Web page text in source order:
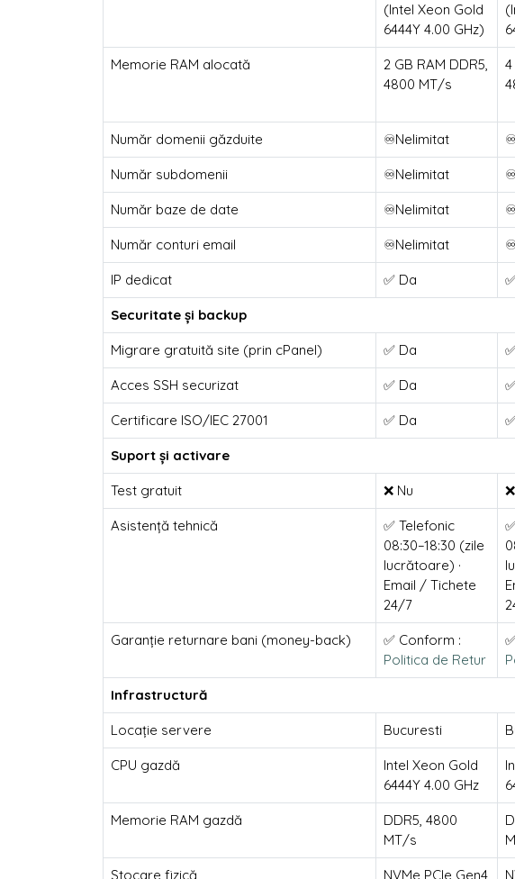
(Intel Xeon Gold
6444Y 4.00 GHz)
Memorie RAM alocată
2 GB RAM DDR5,
4800 MT/s
4
Număr domenii găzduite ♾️Nelimitat
Număr subdomenii ♾️Nelimitat
Număr baze de date ♾️Nelimitat
Număr conturi email ♾️Nelimitat
IP dedicat ✅ Da
Securitate și backup
Migrare gratuită site (prin cPanel) ✅ Da
Acces SSH securizat ✅ Da
Certificare ISO/IEC 27001 ✅ Da
Suport și activare
Test gratuit ❌ Nu
Asistență tehnică
✅ Telefonic
08:30–18:30 (zile
lucrătoare) ·
Email / Tichete
24/7
Garanție returnare bani (money-back)
✅ Conform :
Politica de Retur
Infrastructură
Locație servere Bucuresti
CPU gazdă
Intel Xeon Gold
6444Y 4.00 GHz
Memorie RAM gazdă
DDR5, 4800
MT/s
Stocare fizică NVMe PCIe Gen4